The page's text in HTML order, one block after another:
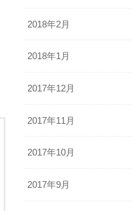
2018年2月
2018年1月
2017年12月
2017年11月
2017年10月
2017年9月